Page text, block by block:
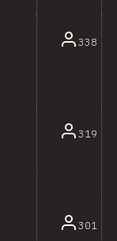
338
319
301